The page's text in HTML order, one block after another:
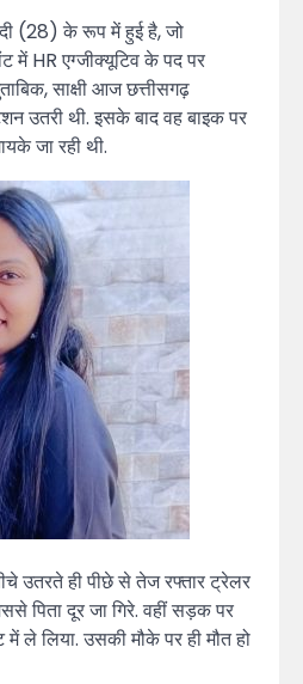
(28) के रूप में हुई है, जो
में HR एग्जीक्यूटिव के पद पर
साक्षी आज छत्तीसगढ़
उतरी थी. इसके बाद वह बाइक पर
जा रही थी.
उतरते ही पीछे से तेज रफ्तार ट्रेलर
पिता दूर जा गिरे. वहीं सड़क पर
में ले लिया. उसकी मौके पर ही मौत हो